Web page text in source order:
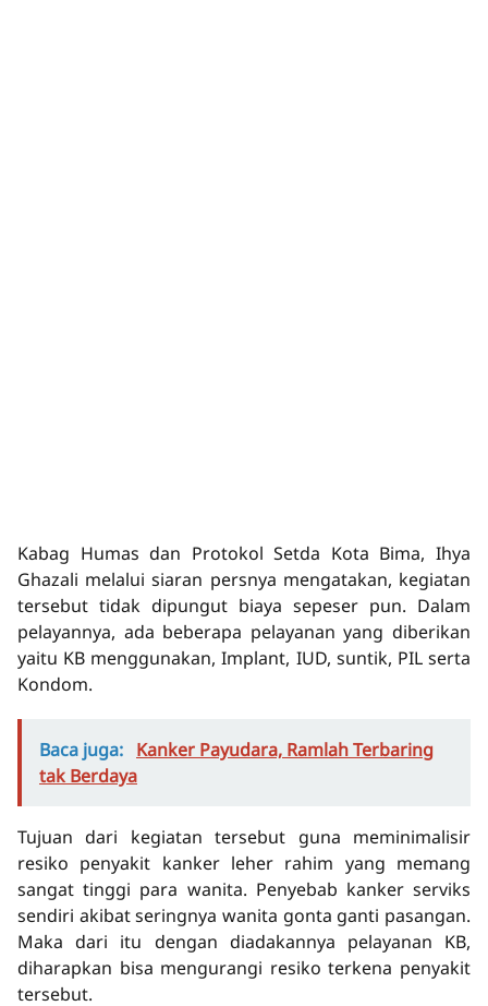
Kabag Humas dan Protokol Setda Kota Bima, Ihya
Ghazali melalui siaran persnya mengatakan, kegiatan
tersebut tidak dipungut biaya sepeser pun. Dalam
pelayannya, ada beberapa pelayanan yang diberikan
yaitu KB menggunakan, Implant, IUD, suntik, PIL serta
Kondom.
Baca juga: Kanker Payudara, Ramlah Terbaring
tak Berdaya
Tujuan dari kegiatan tersebut guna meminimalisir
resiko penyakit kanker leher rahim yang memang
sangat tinggi para wanita. Penyebab kanker serviks
sendiri akibat seringnya wanita gonta ganti pasangan.
Maka dari itu dengan diadakannya pelayanan KB,
diharapkan bisa mengurangi resiko terkena penyakit
tersebut.